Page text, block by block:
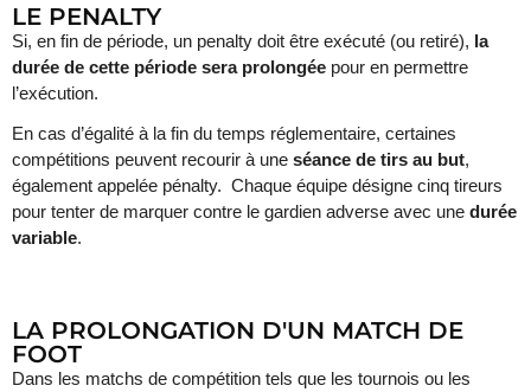
LE PENALTY
Si, en fin de période, un penalty doit être exécuté (ou retiré), la
durée de cette période sera prolongée pour en permettre
l’exécution.
En cas d’égalité à la fin du temps réglementaire, certaines
compétitions peuvent recourir à une séance de tirs au but,
également appelée pénalty. Chaque équipe désigne cinq tireurs
pour tenter de marquer contre le gardien adverse avec une durée
variable.
LA PROLONGATION D'UN MATCH DE
FOOT
Dans les matchs de compétition tels que les tournois ou les